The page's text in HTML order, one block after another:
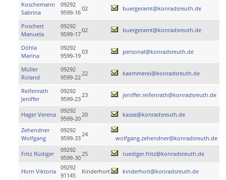
Koschemann
Sabrina
09292
9599-16
02 buergeramt@konradsreuth.de
Poschert
Manuela
09292
9599-17
02 buergeramt@konradsreuth.de
Döhla
Marina
09292
9599-19
03 personal@konradsreuth.de
Müller
Roland
09292
9599-22
22 kaemmerei@konradsreuth.de
Reifenrath
Jeniffer
09292
9599-23
23 jeniffer.reifenrath@konradsreuth.de
Hager Verena
09292
9599-20
20 kasse@konradsreuth.de
Zehendner
Wolfgang
09292
9599-33
24
wolfgang.zehendner@konradsreuth.de
Fritz Rüdiger
09292
9599-30
25 ruediger.fritz@konradsreuth.de
Horn Viktoria
09292
91145
Kinderhort kinderhort@konradsreuth.de